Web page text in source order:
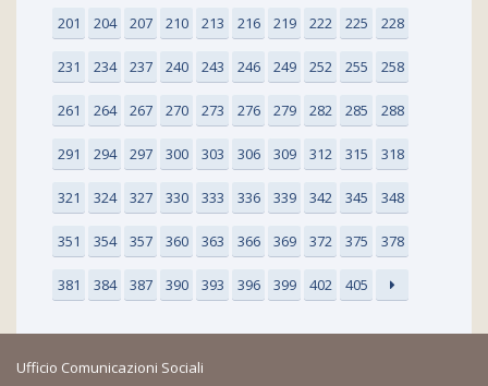
201 204 207 210 213 216 219 222 225 228
231 234 237 240 243 246 249 252 255 258
261 264 267 270 273 276 279 282 285 288
291 294 297 300 303 306 309 312 315 318
321 324 327 330 333 336 339 342 345 348
351 354 357 360 363 366 369 372 375 378
381 384 387 390 393 396 399 402 405
Ufficio Comunicazioni Sociali